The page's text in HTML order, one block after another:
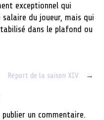
exceptionnel qui
du joueur, mais qui
dans le plafond ou
Report de la saison XIV →
publier un commentaire.